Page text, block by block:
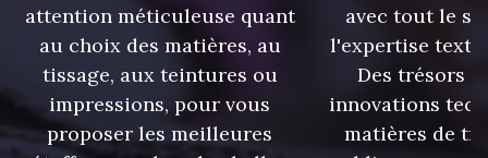
attention méticuleuse quant
au choix des matières, au
tissage, aux teintures ou
impressions, pour vous
proposer les meilleures
avec tout le
l'expertise
Des trésors
innovations
matières de